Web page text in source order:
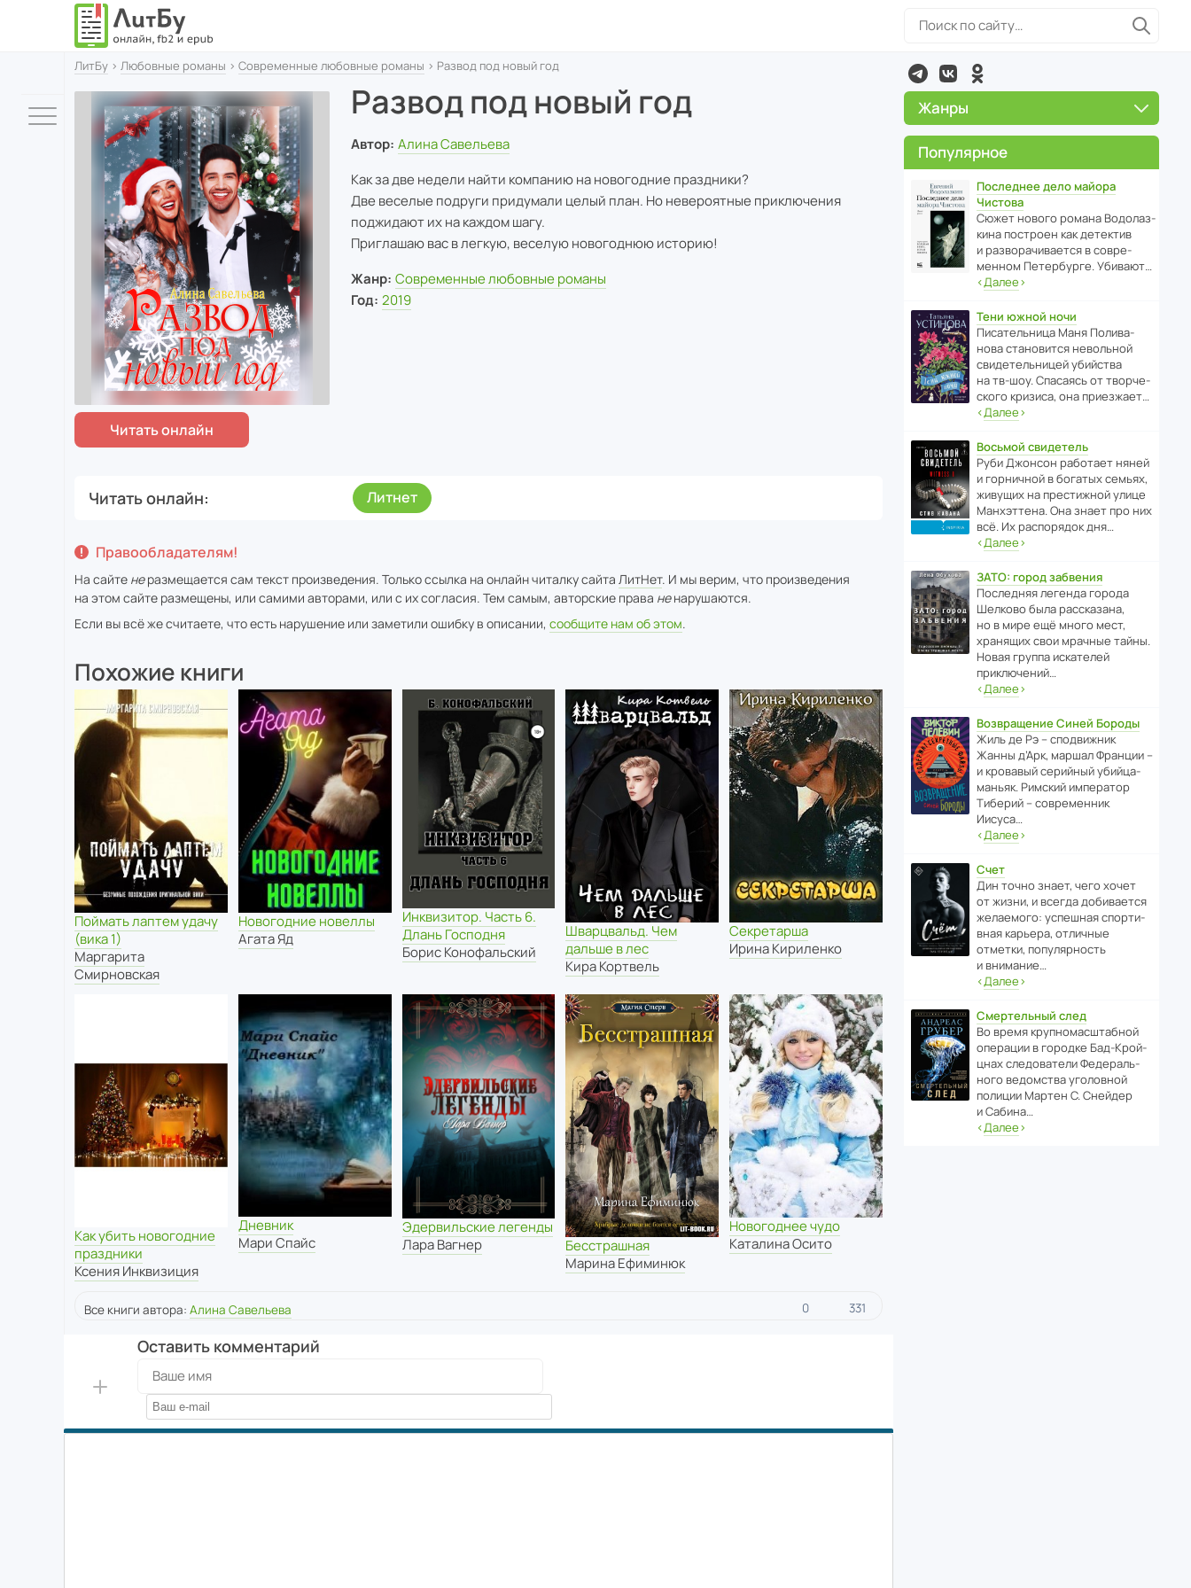
ЛитБу › Любовные романы › Современные любовные романы › Развод под новый год
Развод под новый год
Автор: Алина Савельева
Как за две недели найти компанию на новогодние праздники?
Две веселые подруги придумали целый план. Но невероятные приключения
поджидают их на каждом шагу.
Приглашаю вас в легкую, веселую новогоднюю историю!
Жанр: Современные любовные романы
Год: 2019
Читать онлайн Литнет
Правообладателям!
На сайте неразмещается сам текст произведения. Только ссылка на онлайн читалку сайта ЛитНет. И мы верим, что произведения
на этом сайте размещены, или самими авторами, или с их согласия. Тем самым, авторские права ненарушаются.
Если вы всё же считаете, что есть нарушение или заметили ошибку в описании, сообщите нам об этом.
Похожие книги
Поймать лаптем удачу
(вика 1)
Маргарита
Смирновская
Новогодние новеллы
Агата Яд
Инквизитор. Часть 6.
Длань Господня
Борис Конофальский
Шварцвальд. Чем
дальше в лес
Кира Кортвель
Секретарша
Ирина Кириленко
Как убить новогодние
праздники
Ксения Инквизиция
Дневник
Мари Спайс
Эдервильские легенды
Лара Вагнер
Бесстрашная
Марина Ефиминюк
Новогоднее чудо
Каталина Осито
Все книги автора: Алина Савельева 0 331
Оставить комментарий
Жанры
Популярное
Последнее дело майора
Чистова
Сюжет нового романа Водо­ла­з­
кина пост­роен как дете­ктив
и разво­ра­чи­ва­ется в совре­
менном Пете­р­бурге. Убивают…
‹Далее›
Тени южной ночи
Писа­тель­ница Маня Поли­ва­
нова стано­вится невольной
свиде­тель­ницей убийства
на тв-шоу. Спасаясь от твор­че­
с­кого кризиса, она приезжает…
‹Далее›
Восьмой свидетель
Руби Джонсон рабо­тает няней
и горни­чной в богатых семьях,
живущих на прес­ти­жной улице
Манх­эт­тена. Она знает про них
всё. Их распо­рядок дня…
‹Далее›
ЗАТО: город забвения
После­дняя легенда города
Шелково была расска­зана,
но в мире ещё много мест,
хранящих свои мрачные тайны.
Новая группа иска­телей
приключений…
‹Далее›
Возвращение Синей Бороды
Жиль де Рэ – спод­ви­жник
Жанны д’Арк, маршал Франции –
и кровавый серийный убийца-
маньяк. Римский импе­ратор
Тиберий – совре­менник
Иисуса…
‹Далее›
Счет
Дин точно знает, чего хочет
от жизни, и всегда доби­ва­ется
жела­е­мого: успе­шная спор­ти­
вная карьера, отли­чные
отметки, попу­ля­р­ность
и внимание…
‹Далее›
Смертельный след
Во время круп­но­мас­ш­та­бной
операции в городке Бад‑Крой­
цнах следо­ва­тели Феде­раль­
ного ведомства уголо­вной
полиции Мартен С. Снейдер
и Сабина…
‹Далее›